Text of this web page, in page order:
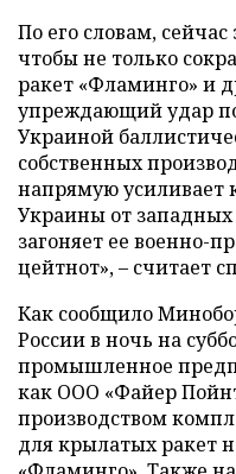
По его словам,
чтобы не только
ракет «Фламинго» и
упреждающий удар
Украиной
собственных
напрямую усиливает
Украины от
загоняет ее военно-
цейтнот», – считает
Как сообщило
России в ночь на
промышленное
как ООО «Файер
производством
для крылатых ракет